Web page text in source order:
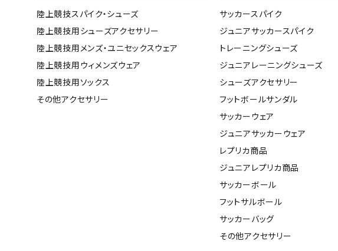
陸上競技スパイク・シューズ
陸上競技用シューズアクセサリー
陸上競技用メンズ・ユニセックスウェア
陸上競技用ウィメンズウェア
陸上競技用ソックス
その他アクセサリー
サッカースパイク
ジュニアサッカースパイク
トレーニングシューズ
ジュニアレーニングシューズ
シューズアクセサリー
フットボールサンダル
サッカーウェア
ジュニアサッカーウェア
レプリカ商品
ジュニアレプリカ商品
サッカーボール
フットサルボール
サッカーバッグ
その他アクセサリー